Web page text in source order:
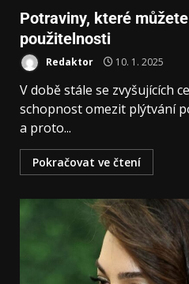
Potraviny, které
použitelnosti
Redaktor 10. 1. 2025
V době stále se zvyšujících
schopnost omezit plýtvání
a proto...
Pokračovat ve čtení